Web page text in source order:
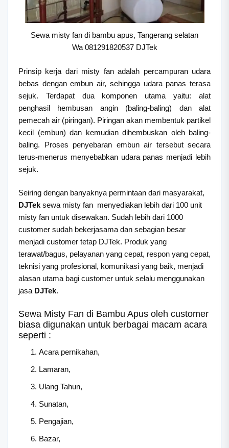
Sewa misty fan di bambu apus, Tangerang selatan
Wa 081291820537 DJTek
Prinsip kerja dari misty fan adalah percampuran udara
bebas dengan embun air, sehingga udara panas terasa
sejuk. Terdapat dua komponen utama yaitu: alat
penghasil hembusan angin (baling-baling) dan alat
pemecah air (piringan). Piringan akan membentuk partikel
kecil (embun) dan kemudian dihembuskan oleh baling-
baling. Proses penyebaran embun air tersebut secara
terus-menerus menyebabkan udara panas menjadi lebih
sejuk.
Seiring dengan banyaknya permintaan dari masyarakat,
DJTek sewa misty fan menyediakan lebih dari 100 unit
misty fan untuk disewakan. Sudah lebih dari 1000
customer sudah bekerjasama dan sebagian besar
menjadi customer tetap DJTek. Produk yang
terawat/bagus, pelayanan yang cepat, respon yang cepat,
teknisi yang profesional, komunikasi yang baik, menjadi
alasan utama bagi customer untuk selalu menggunakan
jasa DJTek.
Sewa Misty Fan di Bambu Apus oleh customer
biasa digunakan untuk berbagai macam acara
seperti :
Acara pernikahan,
Lamaran,
Ulang Tahun,
Sunatan,
Pengajian,
Bazar,